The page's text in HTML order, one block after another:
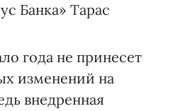
Банка» Тарас
года не принесет
изменений на
внедренная